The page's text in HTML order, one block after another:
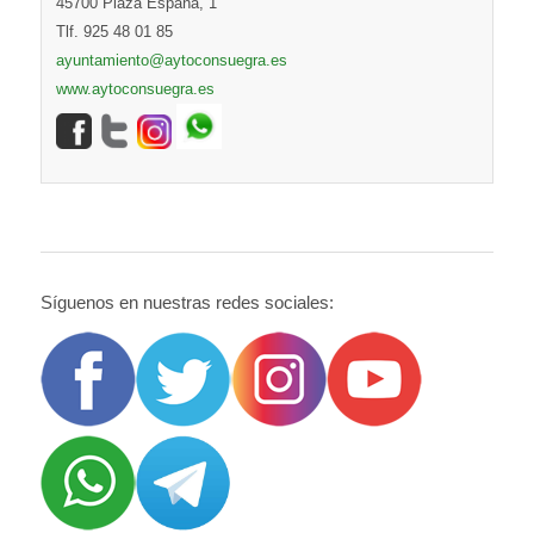
Tlf. 925 48 01 85
ayuntamiento@aytoconsuegra.es
www.aytoconsuegra.es
Síguenos en nuestras redes sociales: